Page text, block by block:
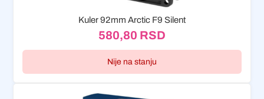
Kuler 92mm Arctic F9 Silent
580,80 RSD
Nije na stanju